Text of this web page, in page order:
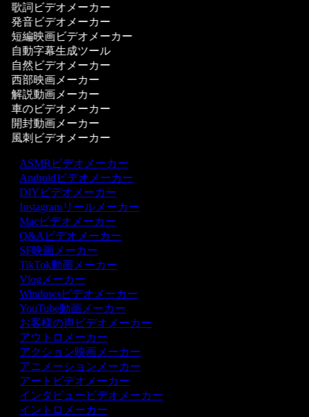
歌詞ビデオメーカー
発音ビデオメーカー
短編映画ビデオメーカー
自動字幕生成ツール
自然ビデオメーカー
西部映画メーカー
解説動画メーカー
車のビデオメーカー
開封動画メーカー
風刺ビデオメーカー
ASMRビデオメーカー
Androidビデオメーカー
DIYビデオメーカー
Instagramリールメーカー
Macビデオメーカー
Q&Aビデオメーカー
SF映画メーカー
TikTok動画メーカー
Vlogメーカー
Windowsビデオメーカー
YouTube動画メーカー
お客様の声ビデオメーカー
アウトロメーカー
アクション映画メーカー
アニメーションメーカー
アートビデオメーカー
インタビュービデオメーカー
イントロメーカー